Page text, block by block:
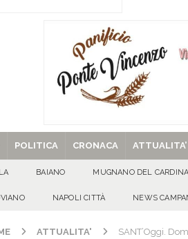
[ 09/08/2026 ] L’estate per le
[ 29/08/2025 ] SANT’Oggi.
POLITICA CRONACA ATTUALITA’
BAIANO MUGNANO DEL
NAPOLI CITTÀ NEWS
ATTUALITA' SANT’Oggi.